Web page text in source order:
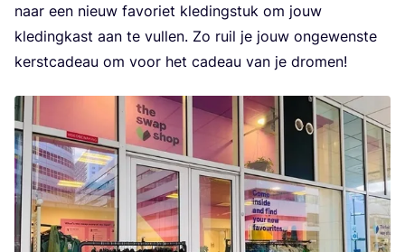
naar een nieuw favo­riet kle­ding­stuk om jouw
kle­ding­kast aan te vul­len. Zo ruil je jouw onge­wens­te
kerst­ca­deau om voor het cadeau van je dromen!